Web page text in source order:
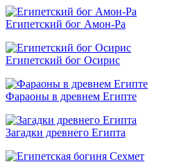
Египетский бог Амон-Ра
Египетский бог Осирис
Фараоны в древнем Египте
Загадки древнего Египта